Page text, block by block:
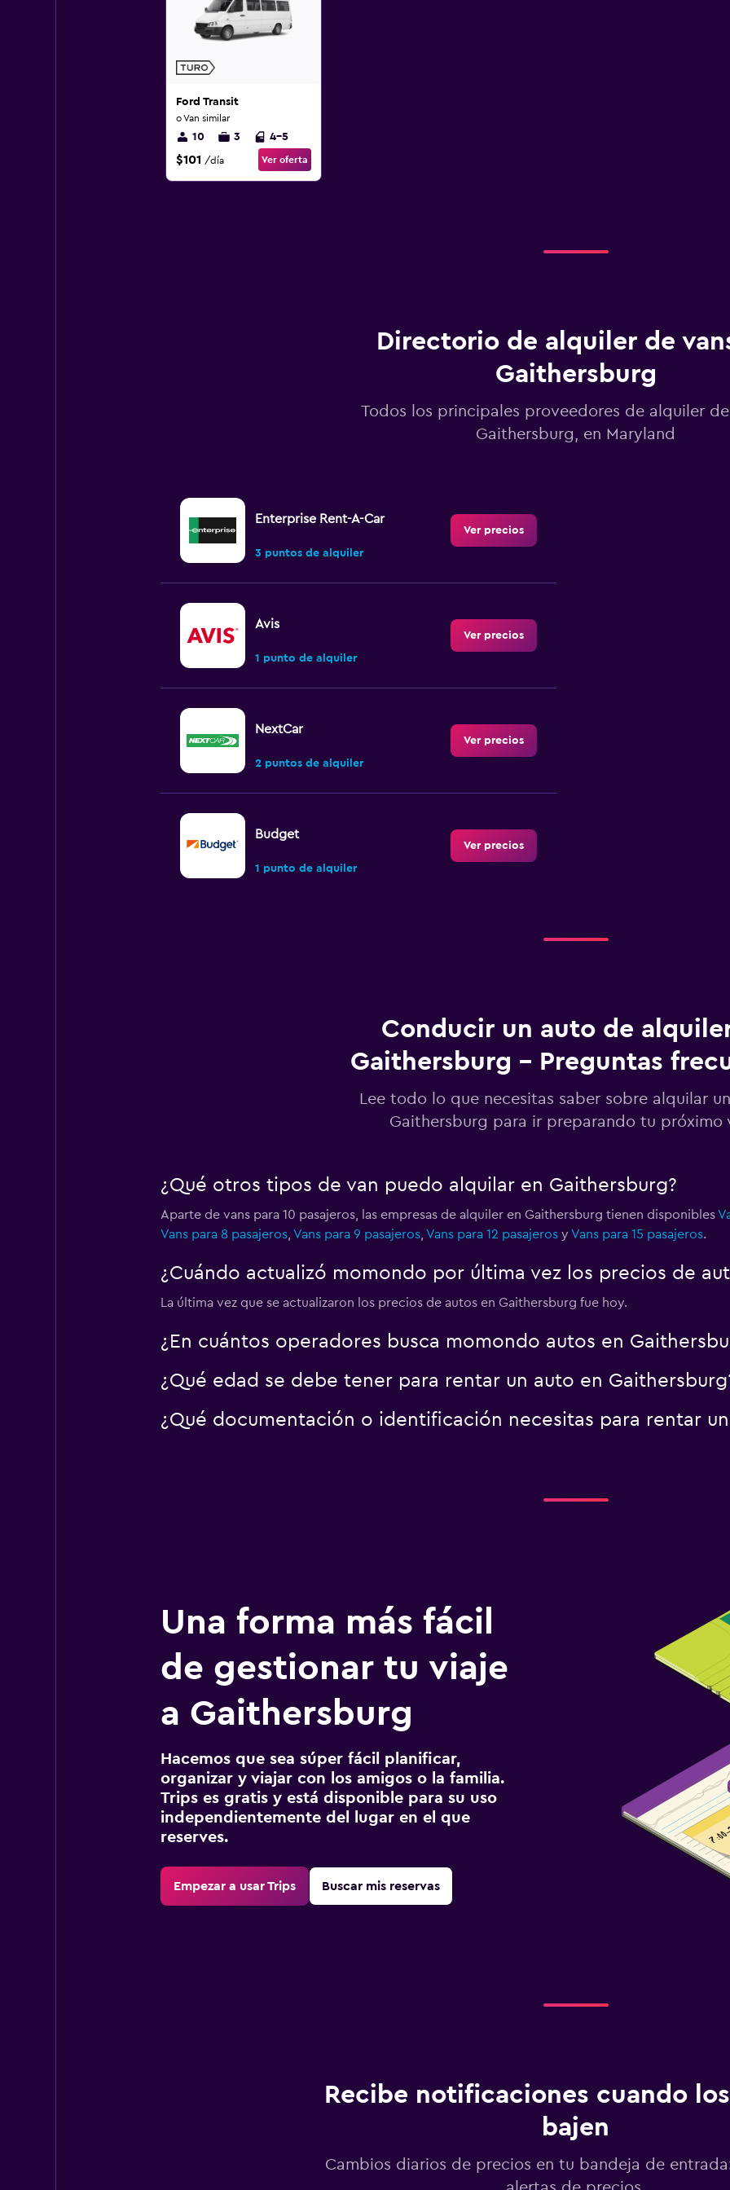
Ford Transit
o Van similar
10 3 4-5
$101 /día Ver oferta
Directorio de alquiler de
Gaithersburg
Todos los principales proveedores de alquiler
Gaithersburg, en Maryland
Enterprise Rent-A-Car
3 puntos de alquiler
Ver precios
Avis
1 punto de alquiler
Ver precios
NextCar
2 puntos de alquiler
Ver precios
Budget
1 punto de alquiler
Ver precios
Ver precios
1 punto de alquiler
Conducir un auto de
Gaithersburg - Preguntas
Lee todo lo que necesitas saber sobre alquilar
Gaithersburg para ir preparando tu próximo
¿Qué otros tipos de van puedo alquilar en Gaithersburg?
Aparte de vans para 10 pasajeros, las empresas de alquiler en Gaithersburg tienen disponibles
Vans para 8 pasajeros, Vans para 9 pasajeros, Vans para 12 pasajerosy Vans para 15 pasajeros.
¿Cuándo actualizó momondo por última vez los precios de
La última vez que se actualizaron los precios de autos en Gaithersburg fue hoy.
¿En cuántos operadores busca momondo autos en
¿Qué edad se debe tener para rentar un auto en
¿Qué documentación o identificación necesitas para rentar
Una forma más fácil
de gestionar tu viaje
a Gaithersburg
Hacemos que sea súper fácil planificar,
organizar y viajar con los amigos o la familia.
Trips es gratis y está disponible para su uso
independientemente del lugar en el que
reserves.
Empezar a usar Trips Buscar mis reservas
Recibe notificaciones cuando
bajen
Cambios diarios de precios en tu bandeja de